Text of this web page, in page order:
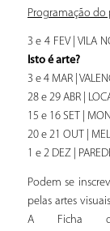
Programação do
3 e 4 FEV | VILA
Isto é arte?
3 e 4 MAR |
28 e 29 ABR |
15 e 16 SET |
20 e 21 OUT |
1 e 2 DEZ |
Podem se
pelas artes
A Ficha